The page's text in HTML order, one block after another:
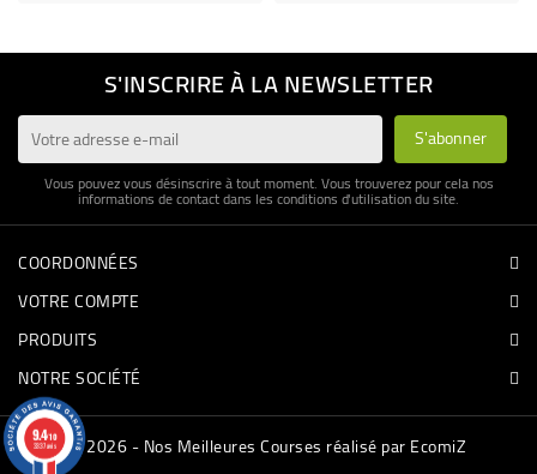
S'INSCRIRE À LA NEWSLETTER
Vous pouvez vous désinscrire à tout moment. Vous trouverez pour cela nos
informations de contact dans les conditions d'utilisation du site.
COORDONNÉES
VOTRE COMPTE
PRODUITS
NOTRE SOCIÉTÉ
© 2026 - Nos Meilleures Courses réalisé par EcomiZ
9.4/10
3337 avis